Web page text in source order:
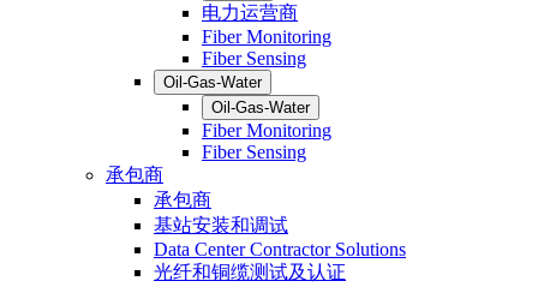
电力运营商
Fiber Monitoring
Fiber Sensing
Oil-Gas-Water
Oil-Gas-Water
Fiber Monitoring
Fiber Sensing
承包商
承包商
基站安装和调试
Data Center Contractor Solutions
光纤和铜缆测试及认证